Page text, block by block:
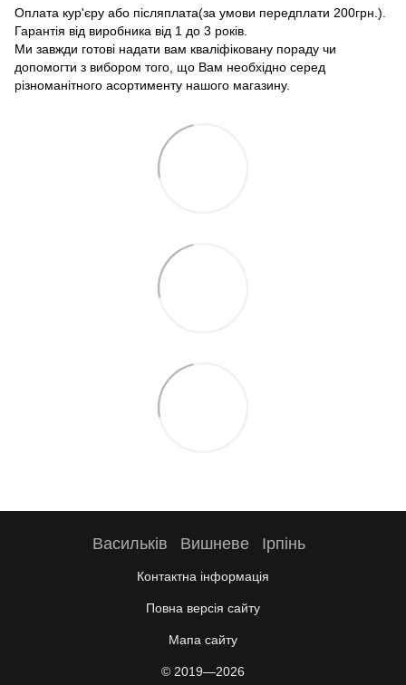
Оплата кур'єру або післяплата(за умови передплати 200грн.).
Гарантія від виробника від 1 до 3 років.
Ми завжди готові надати вам кваліфіковану пораду чи
допомогти з вибором того, що Вам необхідно серед
різноманітного асортименту нашого магазину.
Васильків Вишневе Ірпінь
Контактна інформація
Повна версія сайту
Мапа сайту
© 2019—2026